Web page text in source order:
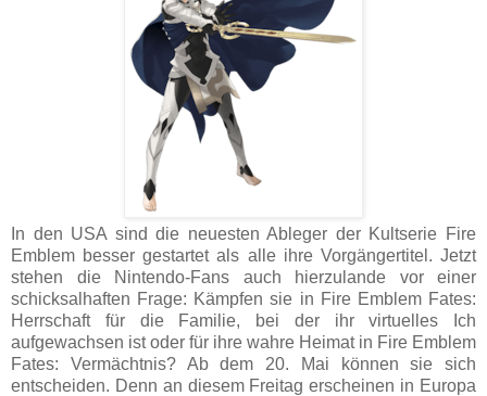
In den USA sind die neuesten Ableger der Kultserie Fire
Emblem besser gestartet als alle ihre Vorgängertitel. Jetzt
stehen die Nintendo-Fans auch hierzulande vor einer
schicksalhaften Frage: Kämpfen sie in Fire Emblem Fates:
Herrschaft für die Familie, bei der ihr virtuelles Ich
aufgewachsen ist oder für ihre wahre Heimat in Fire Emblem
Fates: Vermächtnis? Ab dem 20. Mai können sie sich
entscheiden. Denn an diesem Freitag erscheinen in Europa